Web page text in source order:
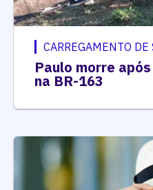
CARREGAMENTO DE
Paulo morre
na BR-163